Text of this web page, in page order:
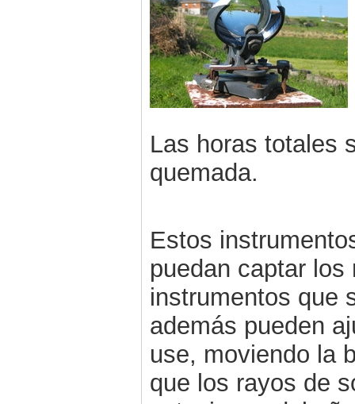
Las horas totales
quemada.
Estos
puedan captar
instrumentos que
además pueden
use, moviendo la
que los rayos de